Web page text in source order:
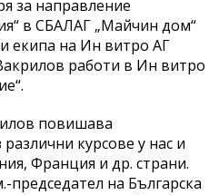
за направление
в СБАЛАГ „Майчин дом“
екипа на Ин витро АГ
работи в Ин витро
повишава
курсове у нас и
Франция и др. страни.
председател на Българска